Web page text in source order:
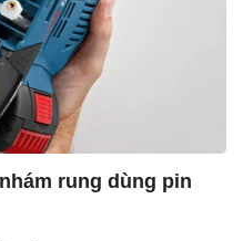
rung dùng pin